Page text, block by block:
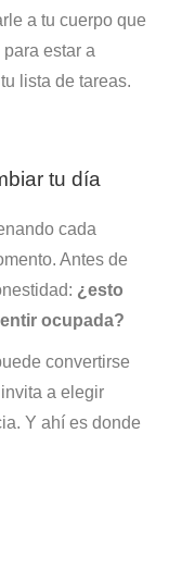
a tu cuerpo que
estar a
lista de tareas.
tu día
cada
Antes de
¿esto
ocupada?
convertirse
a elegir
Y ahí es donde